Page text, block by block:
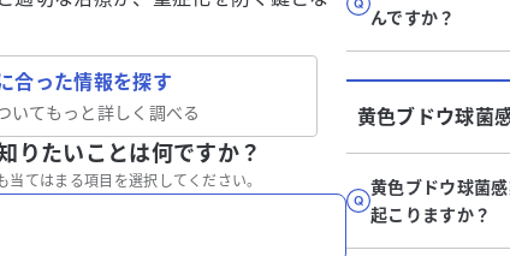
合った情報を探す
いてもっと詳しく調べる
りたいことは何ですか？
当てはまる項目を選択してください。
んですか？
黄色ブドウ球菌
黄色ブドウ球菌
起こりますか？